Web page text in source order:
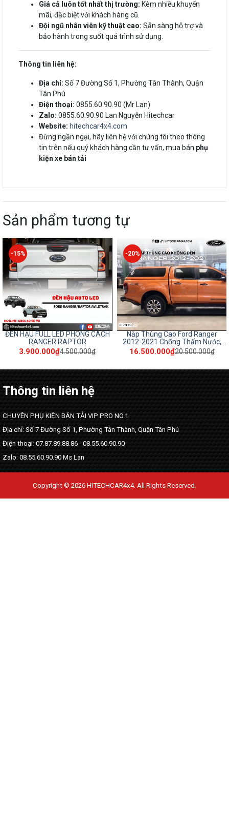
Giá cả luôn tốt nhất thị trường: Kèm nhiều khuyến
mãi, đặc biệt với khách hàng cũ.
Đội ngũ nhân viên kỹ thuật cao: Sẵn sàng hỗ trợ và
bảo hành trong suốt quá trình sử dụng.
Thông tin liên hệ:
Địa chỉ: Số 7 Đường Số 1, Phường Tân Thành, Quận
Tân Phú
Điện thoại: 0855.60.90.90 (Mr Lan)
Zalo: 0855.60.90.90 Lan Nguyễn Hitechcar
Website: hitechcar4x4.com
Đừng ngần ngại, hãy liên hệ với chúng tôi theo thông
tin trên nếu quý khách hàng cần tư vấn, mua bán phụ
kiện xe bán tải
Sản phẩm tương tự
-20%
Nắp Thùng Cao Ford Ranger
2012-2021 Chống Thấm Nước,
Giữ An Toàn Cho Hàng Hóa
16.500.000₫20.500.000₫
-11%
VÈ CUA LỐP Ô TÔ FORD RANGER
2.800.000₫3.100.000₫
Thông tin liên hệ
CHUYÊN PHỤ KIỆN BÁN TẢI VIP PRO NO.1
Địa chỉ: Số 7 Đường Số 1, Phường Tân Thành, Quận Tân Phú
Điện thoại: 07.87.89.88.86 - 08.55.60.90.90
Zalo: 08.55.60.90.90 Ms Lan
Copyright © 2026 HITECHCAR4x4. All Rights Reserved.